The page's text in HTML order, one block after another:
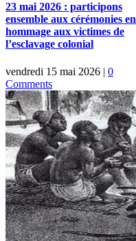
23 mai 2026 : participons
ensemble aux cérémonies en
hommage aux victimes de
l’esclavage colonial
vendredi 15 mai 2026 | 0
Comments